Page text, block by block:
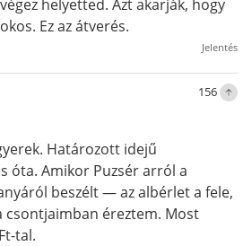
helyetted. Azt akarják, hogy
Ez az átverés.
Jelentés
156
Határozott idejű
óta. Amikor Puzsér arról a
beszélt — az albérlet a fele,
csontjaimban éreztem. Most
tal.